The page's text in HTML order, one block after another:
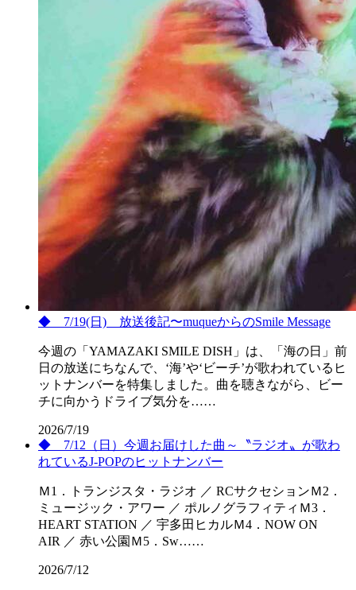
◆ 7/19(日) 放送後記〜muqueからのSmile Message
今週の「YAMAZAKI SMILE DISH」は、「海の日」前
日の放送にちなんで、‘海’や‘ビーチ’が歌われているヒ
ットナンバーを特集しました。曲を聴きながら、ビー
チに向かうドライブ気分を……
2026/7/19
◆ 7/12（日）今週お届けした曲～〝ラジオ〟が歌わ
れているJ-POPのヒットナンバー
Ｍ1．トランジスタ・ラジオ ／ RCサクセションＭ2．
ミュージック・アワー ／ ポルノグラフィティＭ3．
HEART STATION ／ 宇多田ヒカルＭ4．NOW ON
AIR ／ 赤い公園Ｍ5．Sw……
2026/7/12